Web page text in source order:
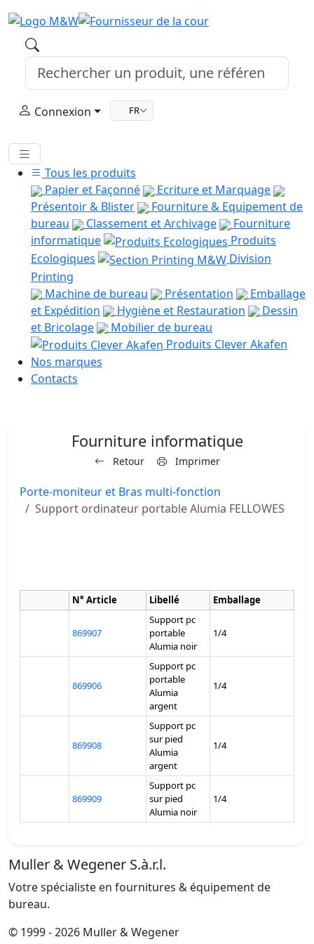
Connexion FR
Tous les produits
Papier et Façonné
Ecriture et Marquage
Présentoir & Blister
Fourniture & Equipement de
bureau
Classement et Archivage
Fourniture
informatique
Produits
Ecologiques
Division
Printing
Machine de bureau
Présentation
Emballage
et Expédition
Hygiène et Restauration
Dessin
et Bricolage
Mobilier de bureau
Produits Clever Akafen
Nos marques
Contacts
Fourniture informatique
Retour Imprimer
Porte-moniteur et Bras multi-fonction
Support ordinateur portable Alumia FELLOWES
N° Article Libellé Emballage
869907
Support pc
portable
Alumia noir
1/4
869906
Support pc
portable
Alumia
argent
1/4
869908
Support pc
sur pied
Alumia
argent
1/4
869909
Support pc
sur pied
Alumia noir
1/4
Muller & Wegener S.à.r.l.
Votre spécialiste en fournitures & équipement de
bureau.
© 1999 - 2026 Muller & Wegener